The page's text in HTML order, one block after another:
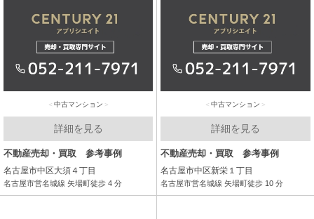
中古マンション
詳細を見る
不動産売却・買取 参考事例
名古屋市中区大須４丁目
名古屋市営名城線 矢場町徒歩 4 分
中古マンション
詳細を見る
不動産売却・買取 参考事例
名古屋市中区新栄１丁目
名古屋市営名城線 矢場町徒歩 10 分